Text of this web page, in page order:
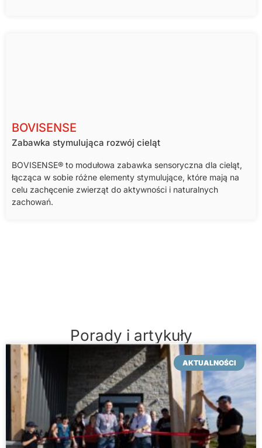
BOVISENSE
Zabawka stymulująca rozwój cieląt
BOVISENSE® to modułowa zabawka sensoryczna dla cieląt,
łącząca w sobie różne elementy stymulujące, które mają na
celu zachęcenie zwierząt do aktywności i naturalnych
zachowań.
Porady i artykuły
AKTUALNOŚCI